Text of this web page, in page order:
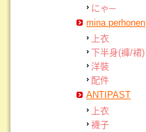
にゃ─
mina perhonen
上衣
下半身(褲/裙)
洋裝
配件
ANTIPAST
上衣
襪子